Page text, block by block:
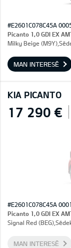
#E2601C078C45A
Picanto 1,0 GDI EX
Milky Beige
MAN INTERESĒ
KIA PICANTO
17 290 €
#E2601C078C45A 0001
Picanto 1,0 GDI EX
Signal Red
MAN INTERESĒ